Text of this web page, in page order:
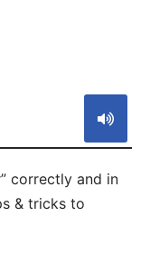
correctly and in
& tricks to